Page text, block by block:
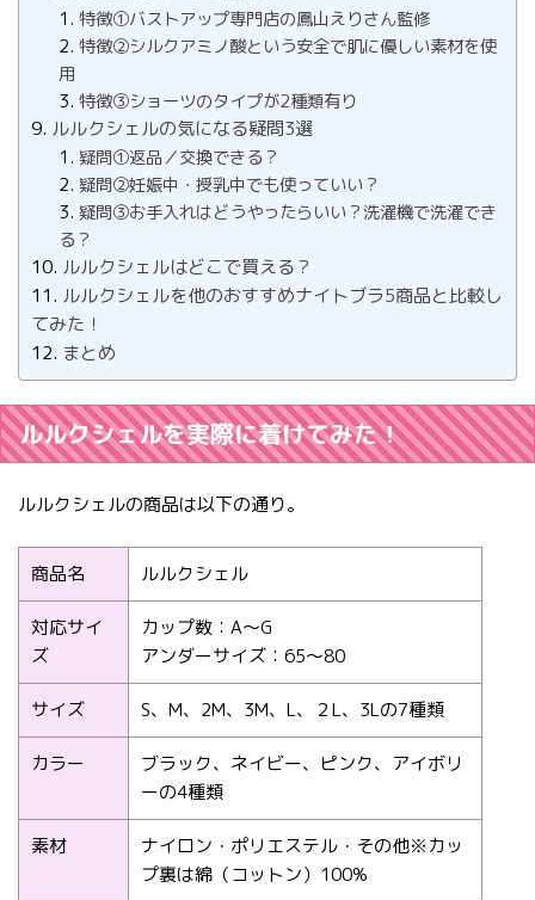
特徴①バストアップ専門店の鳳山えりさん監修
特徴②シルクアミノ酸という安全で肌に優しい素材を使
用
特徴③ショーツのタイプが2種類有り
ルルクシェルの気になる疑問3選
疑問①返品／交換できる？
疑問②妊娠中・授乳中でも使っていい？
疑問③お手入れはどうやったらいい？洗濯機で洗濯でき
る？
ルルクシェルはどこで買える？
ルルクシェルを他のおすすめナイトブラ5商品と比較し
てみた！
まとめ
ルルクシェルを実際に着けてみた！
ルルクシェルの商品は以下の通り。
商品名 ルルクシェル
対応サイ
ズ
カップ数：A〜G
アンダーサイズ：65〜80
サイズ S、M、2M、3M、L、２L、3Lの7種類
カラー
ブラック、ネイビー、ピンク、アイボリ
ーの4種類
素材
ナイロン・ポリエステル・その他※カッ
プ裏は綿（コットン）100%